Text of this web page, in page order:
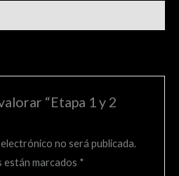
“Etapa 1 y 2
no será publicada.
están marcados *